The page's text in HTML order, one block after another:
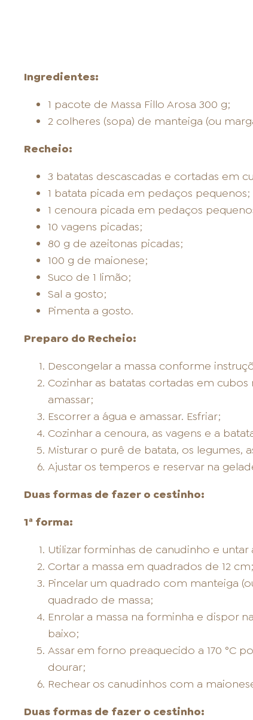
Ingredientes:
1 pacote de Massa Fillo Arosa 300 g;
2 colheres (sopa) de manteiga (ou
Recheio:
3 batatas descascadas e cortadas em
1 batata picada em pedaços pequenos;
1 cenoura picada em pedaços
10 vagens picadas;
80 g de azeitonas picadas;
100 g de maionese;
Suco de 1 limão;
Sal a gosto;
Pimenta a gosto.
Preparo do Recheio:
Descongelar a massa conforme
Cozinhar as batatas cortadas em
amassar;
Escorrer a água e amassar. Esfriar;
Cozinhar a cenoura, as vagens e a
Misturar o purê de batata, os legumes,
Ajustar os temperos e reservar na
Duas formas de fazer o cestinho:
1ª forma:
Utilizar forminhas de canudinho e
Cortar a massa em quadrados de 12 cm;
Pincelar um quadrado com manteiga
quadrado de massa;
Enrolar a massa na forminha e dispor
baixo;
Assar em forno preaquecido a 170 °C
dourar;
Rechear os canudinhos com a
Duas formas de fazer o cestinho: